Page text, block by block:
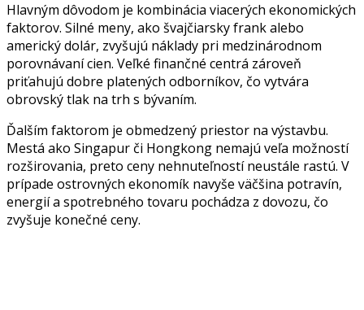
Hlavným dôvodom je kombinácia viacerých ekonomických
faktorov. Silné meny, ako švajčiarsky frank alebo
americký dolár, zvyšujú náklady pri medzinárodnom
porovnávaní cien. Veľké finančné centrá zároveň
priťahujú dobre platených odborníkov, čo vytvára
obrovský tlak na trh s bývaním.
Ďalším faktorom je obmedzený priestor na výstavbu.
Mestá ako Singapur či Hongkong nemajú veľa možností
rozširovania, preto ceny nehnuteľností neustále rastú. V
prípade ostrovných ekonomík navyše väčšina potravín,
energií a spotrebného tovaru pochádza z dovozu, čo
zvyšuje konečné ceny.